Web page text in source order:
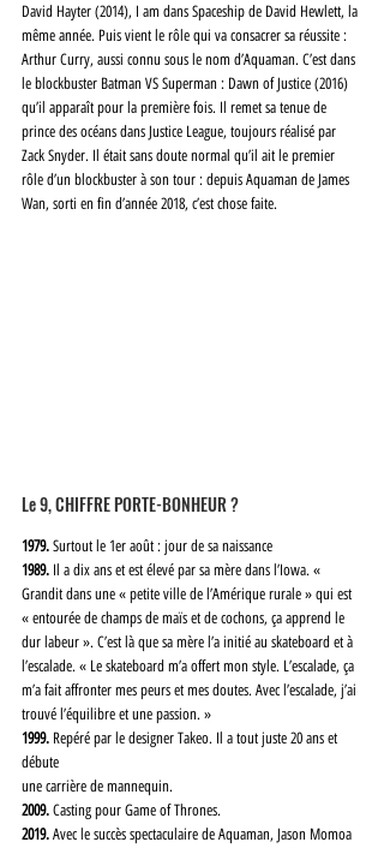
David Hayter (2014), I am dans Spaceship de David Hewlett, la
même année. Puis vient le rôle qui va consacrer sa réussite :
Arthur Curry, aussi connu sous le nom d’Aquaman. C’est dans
le blockbuster Batman VS Superman : Dawn of Justice (2016)
qu’il apparaît pour la première fois. Il remet sa tenue de
prince des océans dans Justice League, toujours réalisé par
Zack Snyder. Il était sans doute normal qu’il ait le premier
rôle d’un blockbuster à son tour : depuis Aquaman de James
Wan, sorti en fin d’année 2018, c’est chose faite.
Le 9, CHIFFRE PORTE-BONHEUR ?
1979. Surtout le 1er août : jour de sa naissance
1989. Il a dix ans et est élevé par sa mère dans l’Iowa. «
Grandit dans une « petite ville de l’Amérique rurale » qui est
« entourée de champs de maïs et de cochons, ça apprend le
dur labeur ». C’est là que sa mère l’a initié au skateboard et à
l’escalade. « Le skateboard m’a offert mon style. L’escalade, ça
m’a fait affronter mes peurs et mes doutes. Avec l’escalade, j’ai
trouvé l’équilibre et une passion. »
1999. Repéré par le designer Takeo. Il a tout juste 20 ans et
débute
une carrière de mannequin.
2009. Casting pour Game of Thrones.
2019. Avec le succès spectaculaire de Aquaman, Jason Momoa